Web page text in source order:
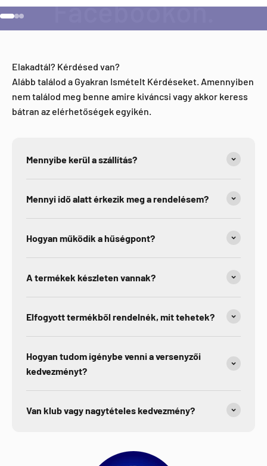
Elakadtál? Kérdésed van?
Alább találod a Gyakran Ismételt Kérdéseket. Amennyiben
nem találod meg benne amire kiváncsi vagy akkor keress
bátran az elérhetőségek egyikén.
Mennyibe kerül a szállítás?
Mennyi idő alatt érkezik meg a rendelésem?
Hogyan működik a hűségpont?
A termékek készleten vannak?
Elfogyott termékből rendelnék, mit tehetek?
Hogyan tudom igénybe venni a versenyzői
kedvezményt?
Van klub vagy nagytételes kedvezmény?